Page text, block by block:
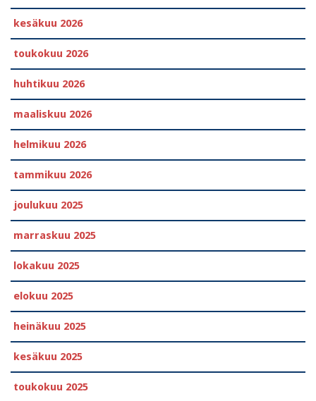
kesäkuu 2026
toukokuu 2026
huhtikuu 2026
maaliskuu 2026
helmikuu 2026
tammikuu 2026
joulukuu 2025
marraskuu 2025
lokakuu 2025
elokuu 2025
heinäkuu 2025
kesäkuu 2025
toukokuu 2025